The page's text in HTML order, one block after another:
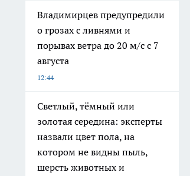
Владимирцев предупредили
о грозах с ливнями и
порывах ветра до 20 м/с с 7
августа
12:44
Светлый, тёмный или
золотая середина: эксперты
назвали цвет пола, на
котором не видны пыль,
шерсть животных и